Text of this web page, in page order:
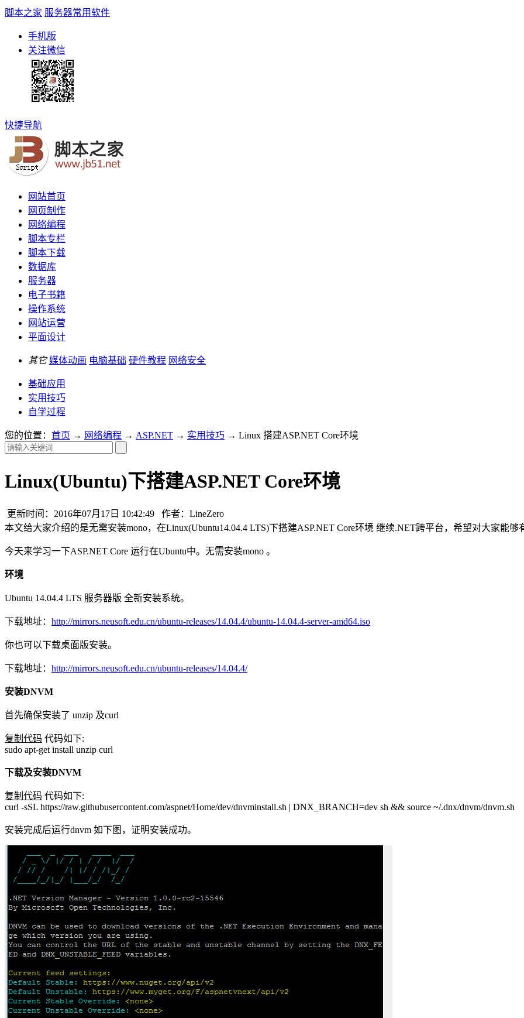
脚本之家 服务器常用软件
手机版
关注微信
快捷导航
网站首页
网页制作
网络编程
脚本专栏
脚本下载
数据库
服务器
电子书籍
操作系统
网站运营
平面设计
其它 媒体动画 电脑基础 硬件教程 网络安全
基础应用
实用技巧
自学过程
您的位置： 首页 → 网络编程 → ASP.NET → 实用技巧 → Linux 搭建ASP.NET Core环境
Linux(Ubuntu)下搭建ASP.NET Core环境
更新时间：2016年07月17日 10:42:49 作者：LineZero
本文给大家介绍的是无需安装mono，在Linux(Ubuntu14.04.4 LTS)下搭建ASP.NET Core环境 继续.NET跨平台，希望对大家能够
今天来学习一下ASP.NET Core 运行在Ubuntu中。无需安装mono 。
环境
Ubuntu 14.04.4 LTS 服务器版 全新安装系统。
下载地址： http://mirrors.neusoft.edu.cn/ubuntu-releases/14.04.4/ubuntu-14.04.4-server-amd64.iso
你也可以下载桌面版安装。
下载地址： http://mirrors.neusoft.edu.cn/ubuntu-releases/14.04.4/
安装DNVM
首先确保安装了 unzip 及curl
复制代码 代码如下:
sudo apt-get install unzip curl
下载及安装DNVM
复制代码 代码如下:
curl -sSL https://raw.githubusercontent.com/aspnet/Home/dev/dnvminstall.sh | DNX_BRANCH=dev sh && source ~/.dnx/dnvm/dnvm.sh
安装完成后运行dnvm 如下图，证明安装成功。